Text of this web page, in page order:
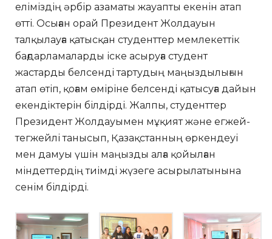
еліміздің әрбір азаматы жауапты екенін атап
өтті. Осыған орай Президент Жолдауын
талқылауға қатысқан студенттер мемлекеттік
бағдарламаларды іске асыруға студент
жастарды белсенді тартудың маңыздылығын
атап өтіп, қоғам өміріне белсенді қатысуға дайын
екендіктерін білдірді. Жалпы, студенттер
Президент Жолдауымен мұқият және егжей-
тегжейлі танысып, Қазақстанның өркендеуі
мен дамуы үшін маңызды алға қойылған
міндеттердің тиімді жүзеге асырылатынына
сенім білдірді.